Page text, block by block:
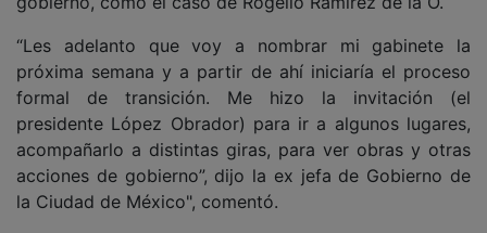
“Les adelanto que voy a nombrar mi gabinete la
próxima semana y a partir de ahí iniciaría el proceso
formal de transición. Me hizo la invitación (el
presidente López Obrador) para ir a algunos lugares,
acompañarlo a distintas giras, para ver obras y otras
acciones de gobierno”, dijo la ex jefa de Gobierno de
la Ciudad de México", comentó.